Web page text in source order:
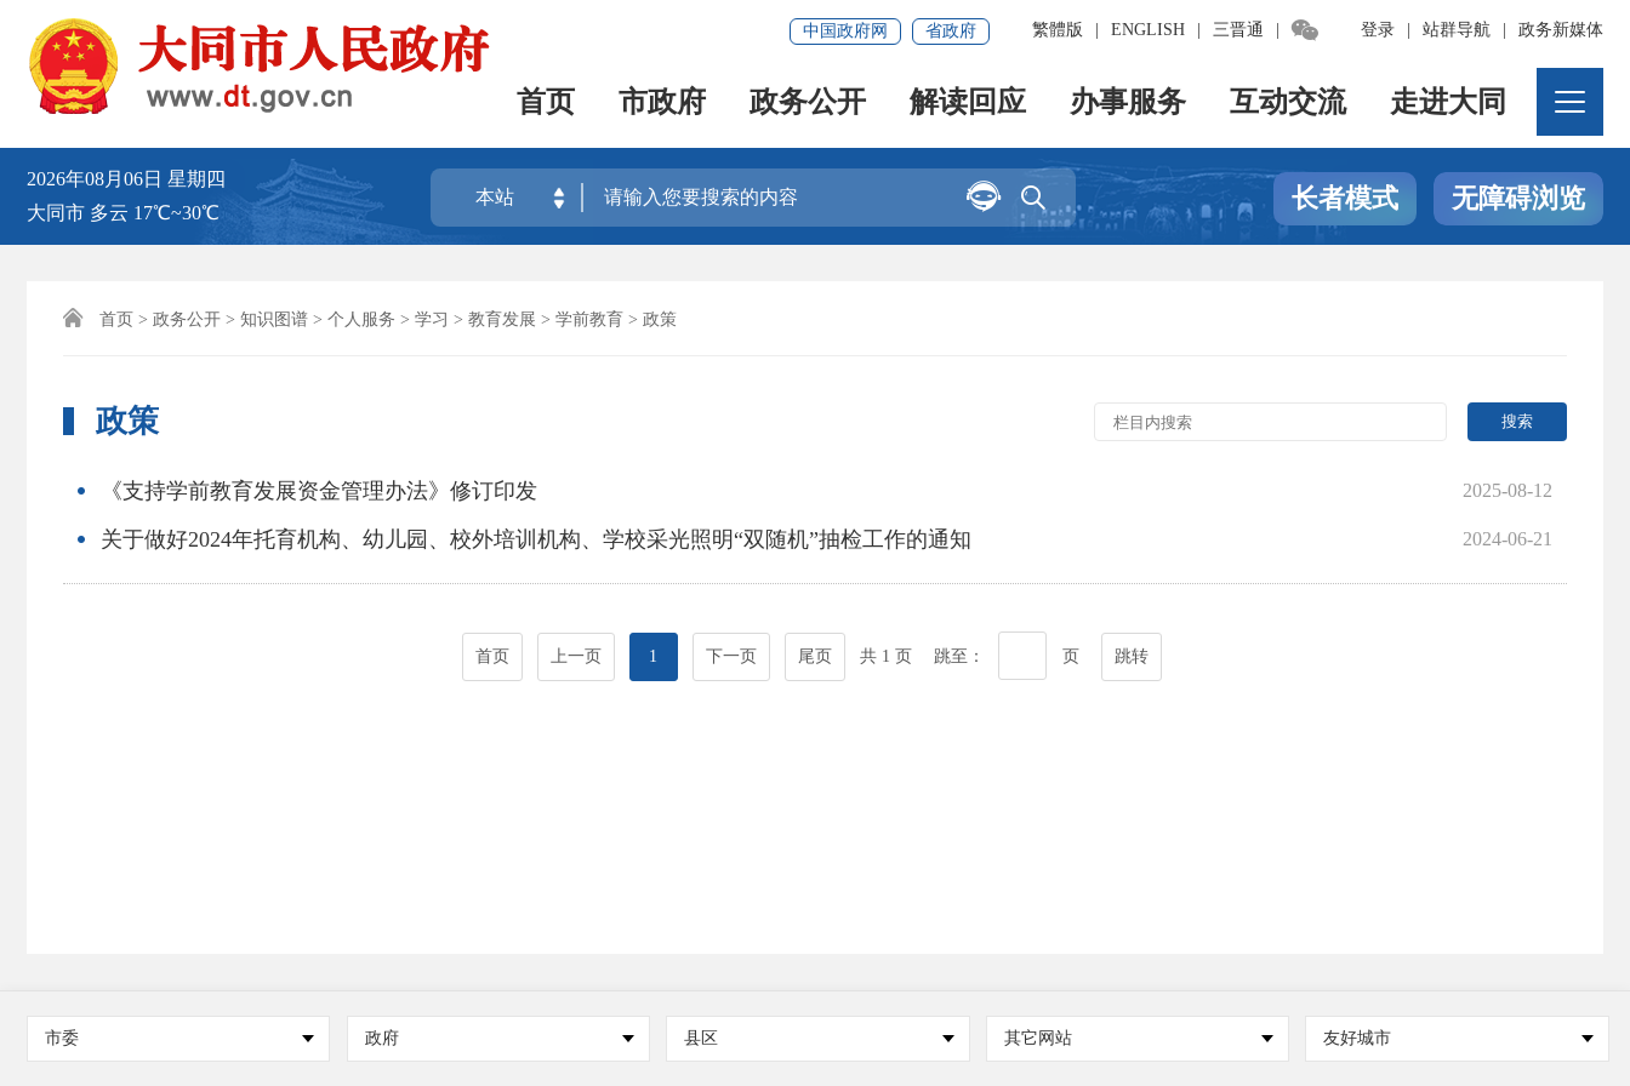
登录 站群导航 政务新媒体
繁體版 ENGLISH 三晋通 
中国政府网 省政府
首页 市政府 政务公开 解读回应 办事服务 互动交流 走进大同
2026年08月06日 星期四
大同市 多云 17℃~30℃
本站 
 长者模式 无障碍浏览
 首页 > 政务公开 > 知识图谱 > 个人服务 > 学习 > 教育发展 > 学前教育 > 政策
政策
《支持学前教育发展资金管理办法》修订印发 2025-08-12
关于做好2024年托育机构、幼儿园、校外培训机构、学校采光照明“双随机”抽检工作的通知 2024-06-21
首页 上一页 1 下一页 尾页 共 1 页 跳至： 页 跳转
市委 政府 县区 其它网站 友好城市